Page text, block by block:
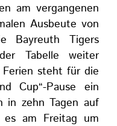
am vergangenen
Ausbeute von
Bayreuth Tigers
Tabelle weiter
steht für die
Cup“-Pause ein
in zehn Tagen auf
am Freitag um